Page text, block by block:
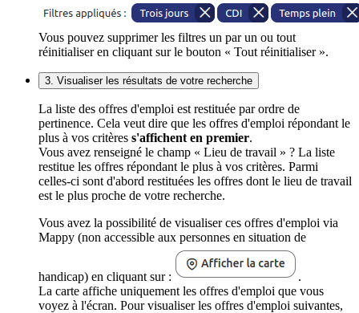
Vous pouvez supprimer les filtres un par un ou tout
réinitialiser en cliquant sur le bouton « Tout réinitialiser ».
3. Visualiser les résultats de votre recherche
La liste des offres d'emploi est restituée par ordre de
pertinence. Cela veut dire que les offres d'emploi répondant le
plus à vos critères s'affichent en premier.
Vous avez renseigné le champ « Lieu de travail » ? La liste
restitue les offres répondant le plus à vos critères. Parmi
celles-ci sont d'abord restituées les offres dont le lieu de travail
est le plus proche de votre recherche.
Vous avez la possibilité de visualiser ces offres d'emploi via
Mappy (non accessible aux personnes en situation de
handicap) en cliquant sur :
.
La carte affiche uniquement les offres d'emploi que vous
voyez à l'écran. Pour visualiser les offres d'emploi suivantes,